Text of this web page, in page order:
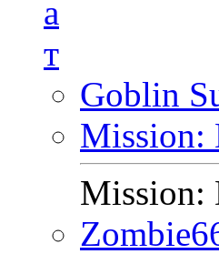
а
т
Goblin
Mission:
Mission: